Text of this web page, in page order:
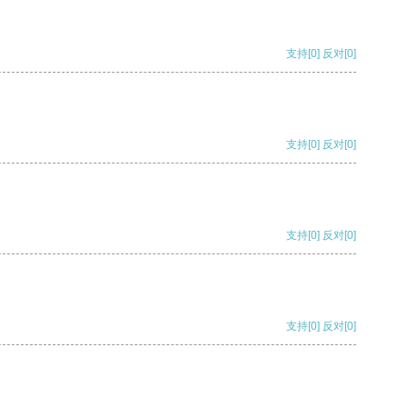
支持[0] 反对[0]
支持[0] 反对[0]
支持[0] 反对[0]
支持[0] 反对[0]